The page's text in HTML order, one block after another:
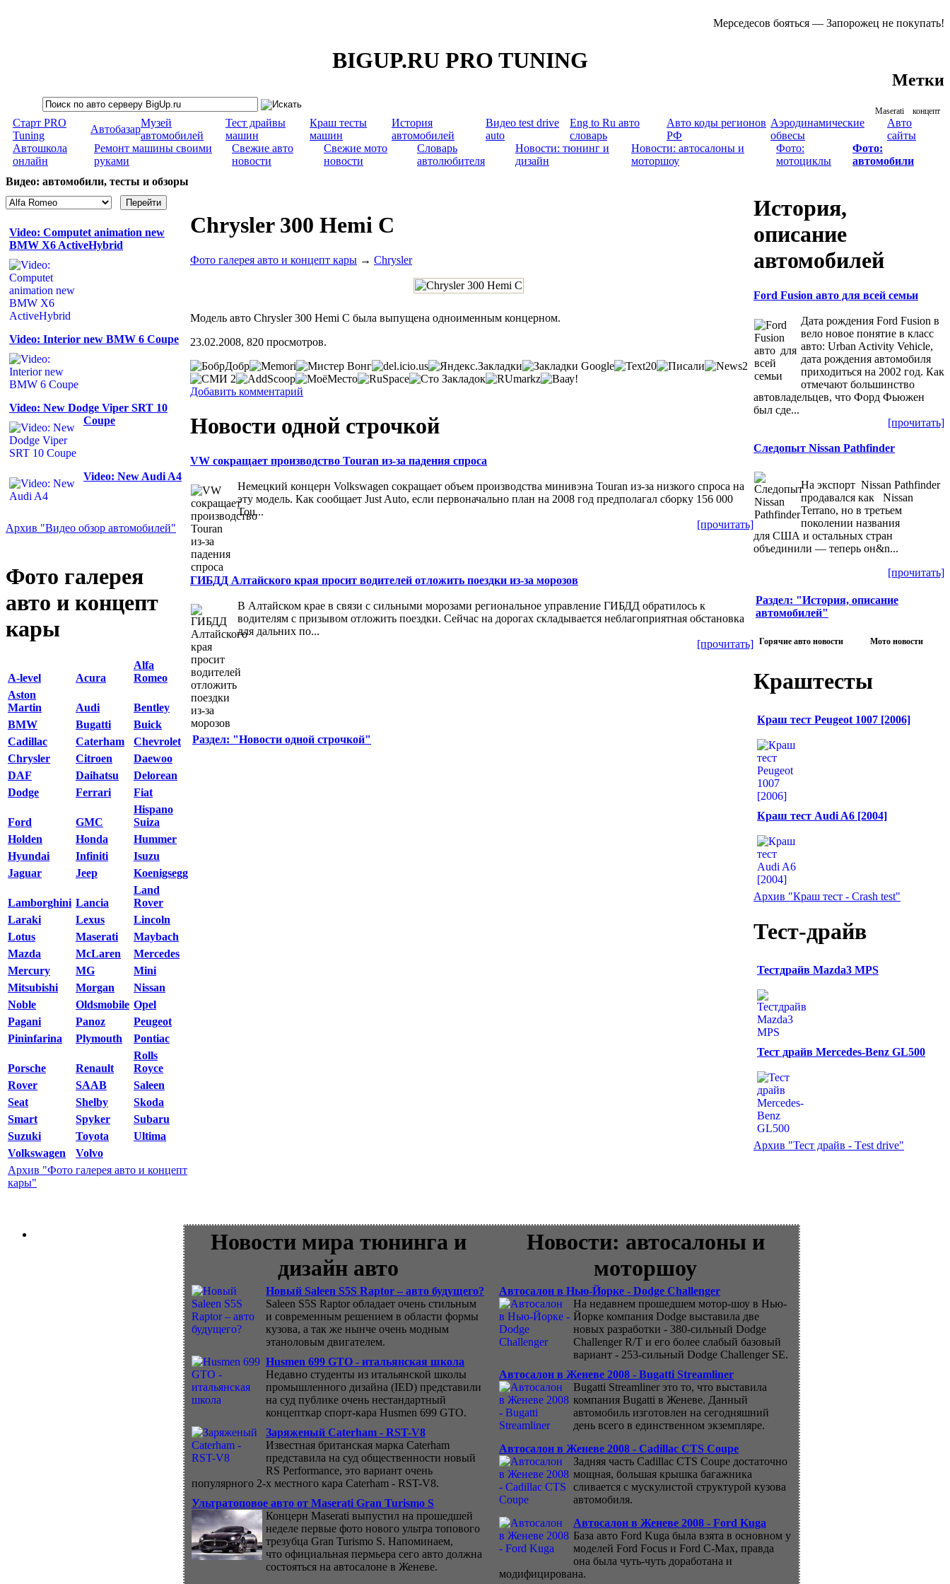
BIGUP.RU PRO TUNING
Мерседесов бояться — Запорожец не покупать!
Метки
Maserati концепт
Старт PRO
Tuning
Автобазар
Музей
автомобилей
Тест драйвы
машин
Краш тесты
машин
История
автомобилей
Видео test drive
auto
Eng to Ru авто
словарь
Авто коды регионов
РФ
Аэродинамические
обвесы
Авто
сайты
Автошкола
онлайн
Ремонт машины своими
руками
Свежие авто
новости
Свежие мото
новости
Словарь
автолюбителя
Новости: тюнинг и
дизайн
Новости: автосалоны и
моторшоу
Фото:
мотоциклы
Фото:
автомобили
Видео: автомобили, тесты и обзоры
Video: Computet animation new
BMW X6 ActiveHybrid
Video: Interior new BMW 6 Coupe
Video: New Dodge Viper SRT 10
Coupe
Video: New Audi A4
Архив "Видео обзор автомобилей"
Фото галерея
авто и концепт
кары
A-level Acura
Alfa
Romeo
Aston
Martin
Audi
Bentley
BMW
Bugatti
Buick
Cadillac
Caterham
Chevrolet
Chrysler
Citroen
Daewoo
DAF
Daihatsu
Delorean
Dodge
Ferrari Fiat
Ford GMC
Hispano
Suiza
Holden
Honda
Hummer
Hyundai
Infiniti
Isuzu
Jaguar
Jeep Koenigsegg
Lamborghini Lancia
Land
Rover
Laraki
Lexus
Lincoln
Lotus
Maserati
Maybach
Mazda
McLaren
Mercedes
Mercury
MG
Mini
Mitsubishi
Morgan
Nissan
Noble
Oldsmobile Opel
Pagani
Panoz
Peugeot
Pininfarina
Plymouth Pontiac
Porsche Renault
Rolls
Royce
Rover
SAAB
Saleen
Seat
Shelby
Skoda
Smart
Spyker
Subaru
Suzuki
Toyota
Ultima
Volkswagen
Volvo
Архив "Фото галерея авто и концепт
кары"
Chrysler 300 Hemi C
Фото галерея авто и концепт кары → Chrysler
Модель авто Chrysler 300 Hemi C была выпущена одноименным концерном.
23.02.2008, 820 просмотров.
Добавить комментарий
Новости одной строчкой
VW сокращает производство Touran из-за падения спроса
Немецкий концерн Volkswagen сокращает объем производства минивэна Touran из-за низкого спроса на
эту модель. Как сообщает Just Auto, если первоначально план на 2008 год предполагал сборку 156 000
Tou...
[прочитать]
ГИБДД Алтайского края просит водителей отложить поездки из-за морозов
В Алтайском крае в связи с сильными морозами региональное управление ГИБДД обратилось к
водителям с призывом отложить поездки. Сейчас на дорогах складывается неблагоприятная обстановка
для дальних по...
[прочитать]
Раздел: "Новости одной строчкой"
История,
описание
автомобилей
Ford Fusion авто для всей семьи
Дата рождения Ford Fusion в
вело новое понятие в класс
авто: Urban Activity Vehicle,
дата рождения автомобиля
приходиться на 2002 год. Как
отмечают большинство
автовладельцев, что Форд Фьюжен
был сде...
[прочитать]
Следопыт Nissan Pathfinder
На экспорт Nissan Pathfinder
продавался как Nissan
Terrano, но в третьем
поколении названия
для США и остальных стран
объединили — теперь он&n...
[прочитать]
Раздел: "История, описание
автомобилей"
Горячие авто новости Мото новости
Краштесты
Краш тест Peugeot 1007 [2006]
Краш тест Audi A6 [2004]
Архив "Краш тест - Crash test"
Тест-драйв
Тестдрайв Mazda3 MPS
Тест драйв Mercedes-Benz GL500
Архив "Тест драйв - Тest drive"
Новости мира тюнинга и
дизайн авто
Новый Saleen S5S Raptor – авто будущего?
Saleen S5S Raptor обладает очень стильным
и современным решением в области формы
кузова, а так же нынче очень модным
этаноловым двигателем.
Husmen 699 GTO - итальянская школа
Недавно студенты из итальянской школы
промышленного дизайна (IED) представили
на суд публике очень нестандартный
концепткар спорт-кара Husmen 699 GTO.
Заряженый Caterham - RST-V8
Известная британская марка Caterham
представила на суд общественности новый
RS Performance, это вариант очень
популярного 2-х местного кара Caterham - RST-V8.
Ультратоповое авто от Maserati Gran Turismo S
Концерн Maserati выпустил на прошедшей
неделе первые фото нового ультра топового
трезубца Gran Turismo S. Напоминаем,
что официальная пермьера сего авто должна
состояться на автосалоне в Женеве.
Новости: автосалоны и
моторшоу
Автосалон в Нью-Йорке - Dodge Challenger
На недавнем прошедшем мотор-шоу в Нью-
Йорке компания Dodge выставила две
новых разработки - 380-сильный Dodge
Challenger R/T и его более слабый базовый
вариант - 253-сильный Dodge Challenger SE.
Автосалон в Женеве 2008 - Bugatti Streamliner
Bugatti Streamliner это то, что выставила
компания Bugatti в Женеве. Данный
автомобиль изготовлен на сегодняшний
день всего в единственном экземпляре.
Автосалон в Женеве 2008 - Cadillac CTS Coupe
Задняя часть Cadillac CTS Coupe достаточно
мощная, большая крышка багажника
сливается с мускулистой структурой кузова
автомобиля.
Автосалон в Женеве 2008 - Ford Kuga
База авто Ford Kuga была взята в основном у
моделей Ford Focus и Ford C-Max, правда
она была чуть-чуть доработана и
модифицирована.